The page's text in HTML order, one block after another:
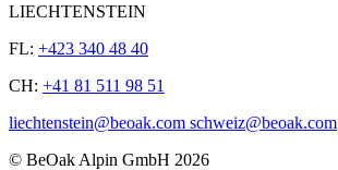
LIECHTENSTEIN
FL: +423 340 48 40
CH: +41 81 511 98 51
liechtenstein@beoak.com schweiz@beoak.com
© BeOak Alpin GmbH 2026